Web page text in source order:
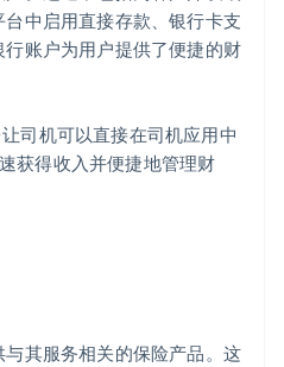
中启用直接存款、银行卡支
账户为用户提供了便捷的财
司机可以直接在司机应用中
获得收入并便捷地管理财
其服务相关的保险产品。这